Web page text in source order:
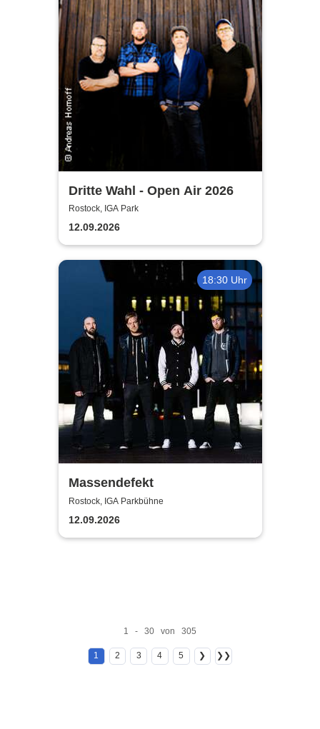
Dritte Wahl - Open Air 2026
Rostock, IGA Park
12.09.2026
18:30 Uhr
Massendefekt
Rostock, IGA Parkbühne
12.09.2026
1 - 30 von 305
1 2 3 4 5 ❯ ❯❯